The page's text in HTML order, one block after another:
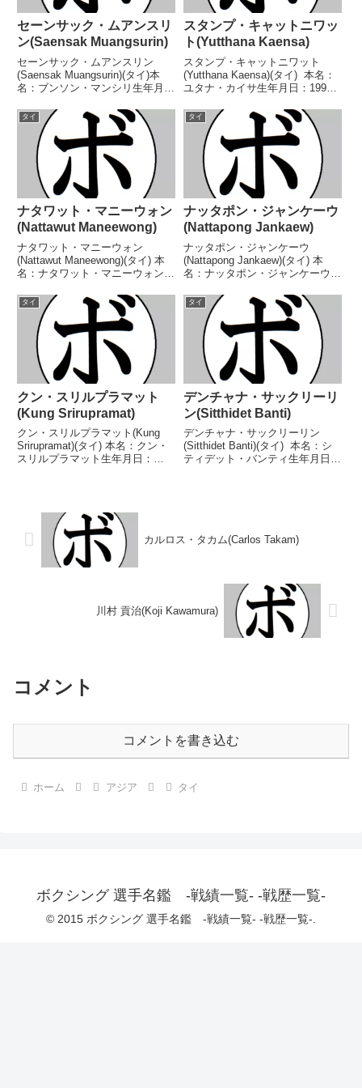
セーンサック・ムアンスリ
ン(Saensak Muangsurin)
セーンサック・ムアンスリン
(Saensak Muangsurin)(タイ)本
名：ブンソン・マンシリ生年月
績：20戦14勝(11KO)6敗【獲得タ
イトル】1973年度東南アジア競
技大会優勝(アマチュア)第8...
スタンプ・キャットニワッ
ト(Yutthana Kaensa)
スタンプ・キャットニワット
(Yutthana Kaensa)(タイ) 本名：
ユタナ・カイサ生年月日：1998
23勝(10KO)5敗 【獲得タイト
ル】ABFアジアスーパーフライ級
王座PABAパンアジアフライ...
タイ
ナタワット・マニーウォン
(Nattawut Maneewong)
ナタワット・マニーウォン
(Nattawut Maneewong)(タイ) 本
名：ナタワット・マニーウォン生
イ戦績：16戦10勝(8KO)6敗 【獲
得タイトル】なし 【戦歴】
2023/06/18 ○6R判定...
タイ
ナッタポン・ジャンケーウ
(Nattapong Jankaew)
ナッタポン・ジャンケーウ
(Nattapong Jankaew)(タイ) 本
名：ナッタポン・ジャンケーウ生
イ戦績：19戦13勝(9KO)6敗 【獲
得タイトル】タイ国スーパーフラ
イ級暫定王座WBAアジアスー
パ...
タイ
クン・スリルプラマット
(Kung Srirupramat)
クン・スリルプラマット(Kung
Srirupramat)(タイ) 本名：クン・
スリルプラマット生年月日：
●5RTKO タナン・...
タイ
デンチャナ・サックリーリ
ン(Sitthidet Banti)
デンチャナ・サックリーリン
(Sitthidet Banti)(タイ) 本名：シ
ティデット・バンティ生年月日：
カルロス・タカム(Carlos Takam)
川村 貢治(Koji Kawamura)
コメント
コメントを書き込む
ホーム アジア タイ
ボクシング 選手名鑑 -戦績一覧- -戦歴一覧-
© 2015 ボクシング 選手名鑑 -戦績一覧- -戦歴一覧-.